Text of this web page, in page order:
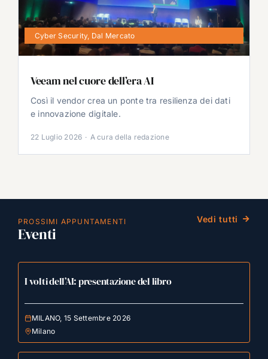
Cyber Security, Dal Mercato
Veeam nel cuore dell’era AI
Così il vendor crea un ponte tra resilienza dei dati
e innovazione digitale.
22 Luglio 2026 · A cura della redazione
PROSSIMI APPUNTAMENTI
Eventi
Vedi tutti
I volti dell’AI: presentazione del libro
MILANO, 15 Settembre 2026
Milano